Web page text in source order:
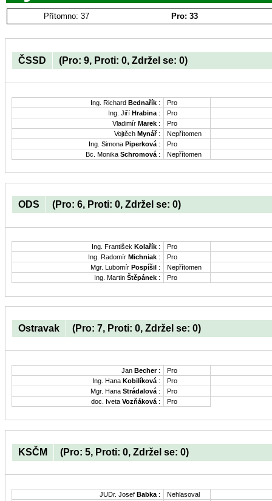
Přítomno: 37 Pro: 33
ČSSD (Pro: 9, Proti: 0, Zdržel se: 0)
Ing. Richard Bednařík :
Pro
Ing. Jiří Hrabina :
Pro
Vladimír Marek :
Pro
Vojtěch Mynář:
Nepřítomen
Ing. Simona Piperková :
Pro
Bc. Monika Schromová : Nepřítomen
ODS (Pro: 6, Proti: 0, Zdržel se: 0)
Ing. František Kolařík :
Pro
Ing. Radomír Michniak :
Pro
Mgr. Lubomír Pospíšil :
Nepřítomen
Ing. Martin Štěpánek : Pro
Ostravak (Pro: 7, Proti: 0, Zdržel se: 0)
Jan Becher:
Pro
Ing. Hana Kobilíková :
Pro
Mgr. Hana Strádalová :
Pro
doc. Iveta Vozňáková : Pro
KSČM (Pro: 5, Proti: 0, Zdržel se: 0)
JUDr. Josef Babka :
Nehlasoval